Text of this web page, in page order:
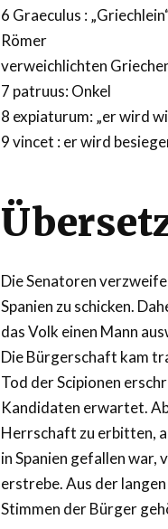
6 Graeculus :
Römer
verweichlichten
7 patruus: Onkel
8 expiaturum: „er wird
9 vincet : er wird
Die Senatoren
Spanien zu schicken.
das Volk einen Mann
Die Bürgerschaft kam
Tod der Scipionen
Kandidaten erwartet.
Herrschaft zu erbitten,
in Spanien gefallen war,
erstrebe. Aus der
Stimmen der Bürger